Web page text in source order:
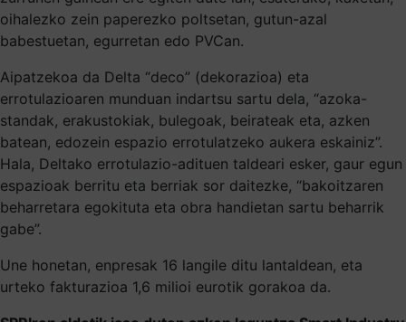
oihalezko zein paperezko poltsetan, gutun-azal
babestuetan, egurretan edo PVCan.
Aipatzekoa da Delta “deco” (dekorazioa) eta
errotulazioaren munduan indartsu sartu dela, “azoka-
standak, erakustokiak, bulegoak, beirateak eta, azken
batean, edozein espazio errotulatzeko aukera eskainiz”.
Hala, Deltako errotulazio-adituen taldeari esker, gaur egun
espazioak berritu eta berriak sor daitezke, “bakoitzaren
beharretara egokituta eta obra handietan sartu beharrik
gabe”.
Une honetan, enpresak 16 langile ditu lantaldean, eta
urteko fakturazioa 1,6 milioi eurotik gorakoa da.